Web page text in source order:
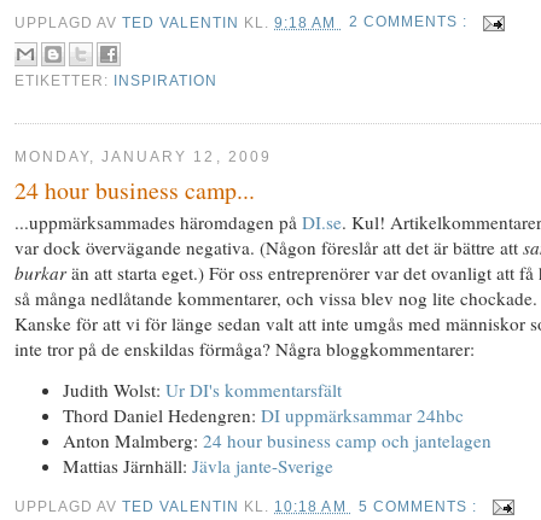
UPPLAGD AVTED VALENTIN KL.9:18 AM 2 COMMENTS :
ETIKETTER: INSPIRATION
MONDAY, JANUARY 12, 2009
24 hour business camp...
...uppmärksammades häromdagen på DI.se. Kul!
var dock övervägande negativa. (Någon föreslår att det är bättre att
burkarän att starta eget.) För oss entreprenörer var det ovanligt att få
så många nedlåtande kommentarer, och vissa blev nog lite chockade.
Kanske för att vi för länge sedan valt att inte umgås med människor
inte tror på de enskildas förmåga? Några bloggkommentarer:
Judith Wolst: Ur DI's kommentarsfält
Thord Daniel Hedengren: DI uppmärksammar 24hbc
Anton Malmberg: 24 hour business camp och jantelagen
Mattias Järnhäll: Jävla jante-Sverige
UPPLAGD AVTED VALENTIN KL. 10:18 AM 5 COMMENTS :